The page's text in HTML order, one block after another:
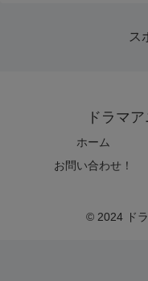
ス
ドラマ
ホーム
お問い合わせ！
© 2024 ド